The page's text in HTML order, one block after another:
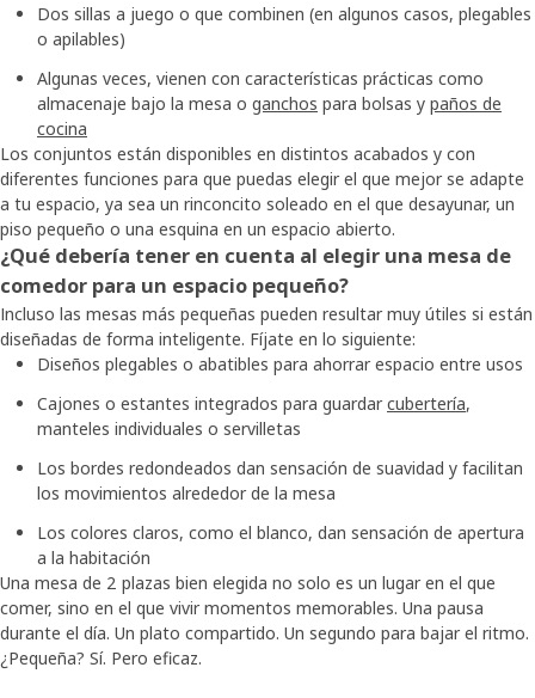
Dos sillas a juego o que combinen (en algunos casos, plegables
o apilables)
Algunas veces, vienen con características prácticas como
almacenaje bajo la mesa o ganchos para bolsas y paños de
cocina
Los conjuntos están disponibles en distintos acabados y con
diferentes funciones para que puedas elegir el que mejor se adapte
a tu espacio, ya sea un rinconcito soleado en el que desayunar, un
piso pequeño o una esquina en un espacio abierto.
¿Qué debería tener en cuenta al elegir una mesa de
comedor para un espacio pequeño?
Incluso las mesas más pequeñas pueden resultar muy útiles si están
diseñadas de forma inteligente. Fíjate en lo siguiente:
Diseños plegables o abatibles para ahorrar espacio entre usos
Cajones o estantes integrados para guardar cubertería,
manteles individuales o servilletas
Los bordes redondeados dan sensación de suavidad y facilitan
los movimientos alrededor de la mesa
Los colores claros, como el blanco, dan sensación de apertura
a la habitación
Una mesa de 2 plazas bien elegida no solo es un lugar en el que
comer, sino en el que vivir momentos memorables. Una pausa
durante el día. Un plato compartido. Un segundo para bajar el ritmo.
¿Pequeña? Sí. Pero eficaz.